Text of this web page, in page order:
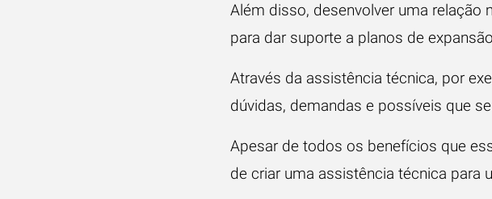
Além disso, desenvolver uma
para dar suporte a planos de
Através da assistência técnica, por
dúvidas, demandas e possíveis que
Apesar de todos os benefícios que
de criar uma assistência técnica para